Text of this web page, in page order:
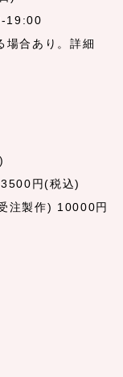
19:00
場合あり。詳細
3500円(税込)
注製作) 10000円